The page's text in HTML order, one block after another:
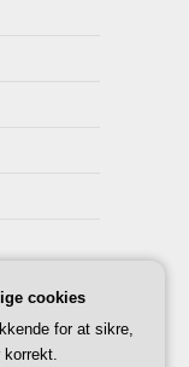
cookies
for at sikre,
korrekt.